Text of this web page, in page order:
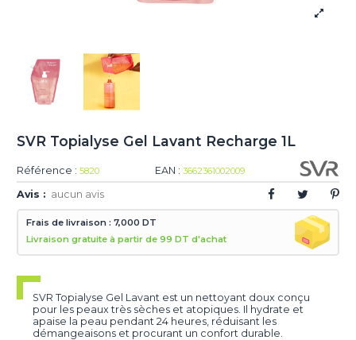
SVR Topialyse Gel Lavant Recharge 1L
Référence : 5820 EAN : 3662361002009
Avis : aucun avis
Frais de livraison : 7,000 DT
Livraison gratuite à partir de 99 DT d'achat
SVR Topialyse Gel Lavant est un nettoyant doux conçu
pour les peaux très sèches et atopiques. Il hydrate et
apaise la peau pendant 24 heures, réduisant les
démangeaisons et procurant un confort durable.